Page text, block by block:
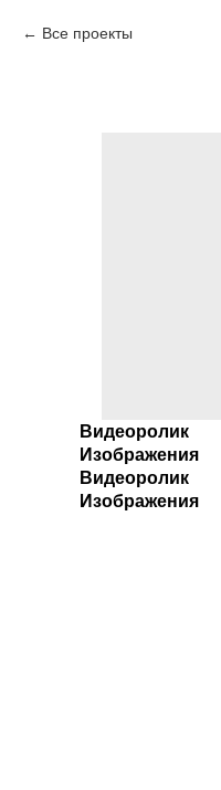
Все проекты
Видеоролик
Изображения
Видеоролик
Изображения